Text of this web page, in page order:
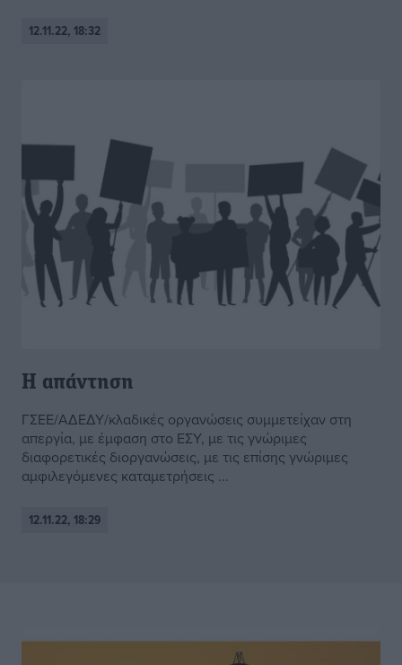
12.11.22, 18:32
Η απάντηση
ΓΣΕΕ/ΑΔΕΔΥ/κλαδικές οργανώσεις συμμετείχαν στη
απεργία, με έμφαση στο ΕΣΥ, με τις γνώριμες
διαφορετικές διοργανώσεις, με τις επίσης γνώριμες
αμφιλεγόμενες καταμετρήσεις ...
12.11.22, 18:29